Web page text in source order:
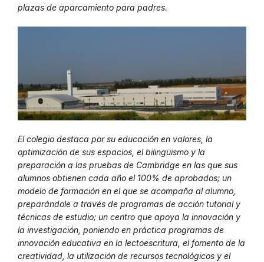
plazas de aparcamiento para padres.
El colegio destaca por su educación en valores, la
optimización de sus espacios, el bilingüismo y la
preparación a las pruebas de Cambridge en las que sus
alumnos obtienen cada año el 100% de aprobados; un
modelo de formación en el que se acompaña al alumno,
preparándole a través de programas de acción tutorial y
técnicas de estudio; un centro que apoya la innovación y
la investigación, poniendo en práctica programas de
innovación educativa en la lectoescritura, el fomento de la
creatividad, la utilización de recursos tecnológicos y el